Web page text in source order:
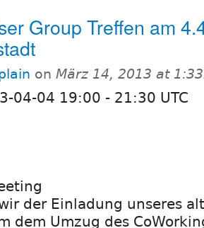
Group Treffen am
on März 14, 2013 at
04-04 19:00 - 21:30 UTC
der Einladung unseres
dem Umzug des